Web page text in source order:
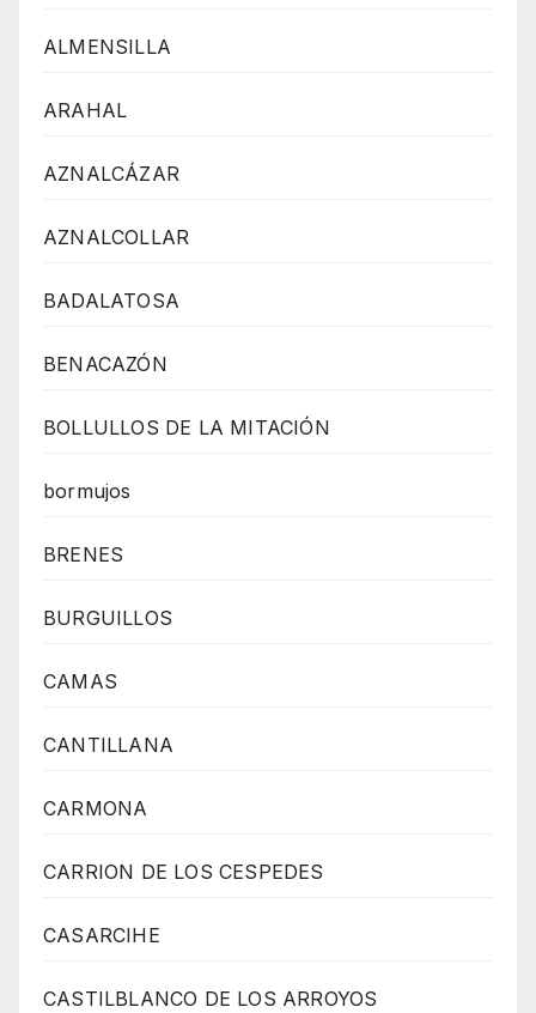
ALMENSILLA
ARAHAL
AZNALCÁZAR
AZNALCOLLAR
BADALATOSA
BENACAZÓN
BOLLULLOS DE LA MITACIÓN
bormujos
BRENES
BURGUILLOS
CAMAS
CANTILLANA
CARMONA
CARRION DE LOS CESPEDES
CASARCIHE
CASTILBLANCO DE LOS ARROYOS